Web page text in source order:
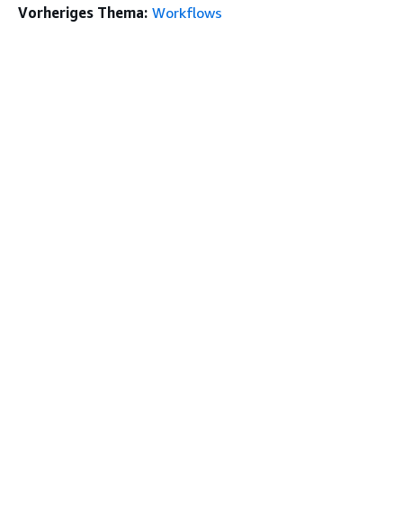
Vorheriges Thema: Workflows